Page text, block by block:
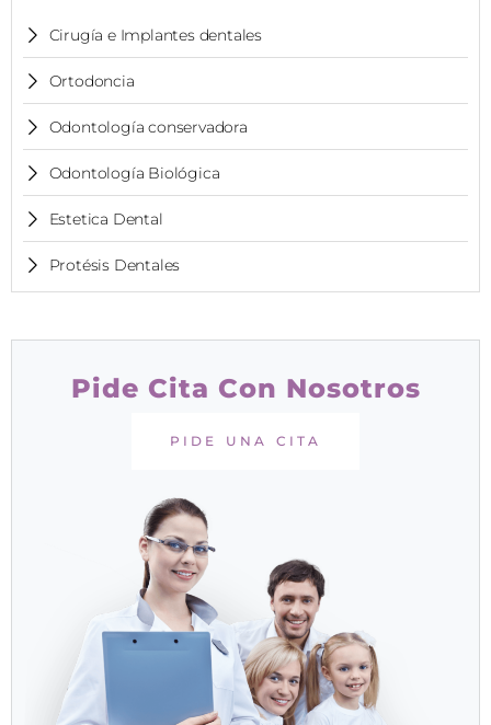
Cirugía e Implantes dentales
Ortodoncia
Odontología conservadora
Odontología Biológica
Estetica Dental
Protésis Dentales
Pide Cita Con Nosotros
PIDE UNA CITA